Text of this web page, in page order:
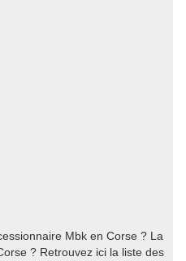
Mbk en Corse ? La
? Retrouvez ici la liste des